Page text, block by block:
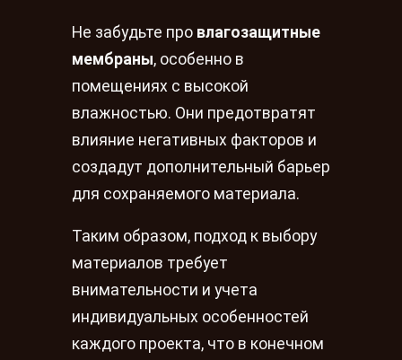
Не забудьте про влагозащитные
мембраны, особенно в
помещениях с высокой
влажностью. Они предотвратят
влияние негативных факторов и
создадут дополнительный барьер
для сохраняемого материала.
Таким образом, подход к выбору
материалов требует
внимательности и учета
индивидуальных особенностей
каждого проекта, что в конечном